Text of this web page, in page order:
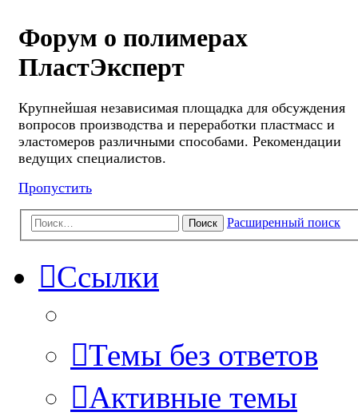
Форум о полимерах
ПластЭксперт
Крупнейшая независимая площадка для обсуждения
вопросов производства и переработки пластмасс и
эластомеров различными способами. Рекомендации
ведущих специалистов.
Пропустить
Поиск Расширенный поиск
Ссылки
Темы без ответов
Активные темы